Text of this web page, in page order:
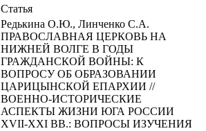
Статья
Редькина О.Ю., Линченко С.А.
ПРАВОСЛАВНАЯ ЦЕРКОВЬ НА
НИЖНЕЙ ВОЛГЕ В ГОДЫ
ГРАЖДАНСКОЙ ВОЙНЫ: К
ВОПРОСУ ОБ ОБРАЗОВАНИИ
ЦАРИЦЫНСКОЙ ЕПАРХИИ //
ВОЕННО-ИСТОРИЧЕСКИЕ
АСПЕКТЫ ЖИЗНИ ЮГА РОССИИ
XVII-XXI ВВ.: ВОПРОСЫ ИЗУЧЕНИЯ